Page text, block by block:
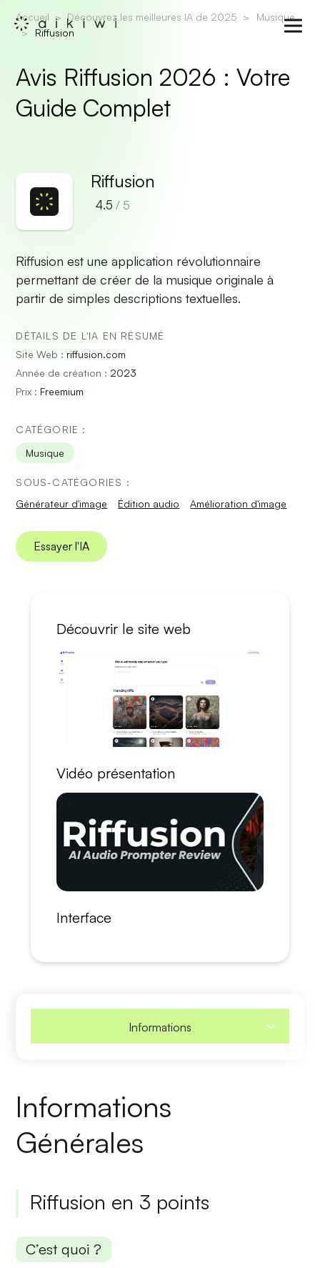
Accueil Découvrez les meilleures IA de 2025
Musique
Riffusion
Avis Riffusion 2026 : Votre
Guide Complet
Riffusion
4.5 / 5
Riffusion est une application révolutionnaire
permettant de créer de la musique originale à
partir de simples descriptions textuelles.
DÉTAILS DE L'IA EN RÉSUMÉ
Site Web : riffusion.com
Année de création : 2023
Prix : Freemium
CATÉGORIE :
Musique
SOUS-CATÉGORIES :
Générateur d'image
Édition audio Amélioration d'image
Essayer l'IA
Découvrir le site web
Vidéo présentation
Interface
Informations
Informations
Générales
Riffusion en 3 points
C’est quoi ?